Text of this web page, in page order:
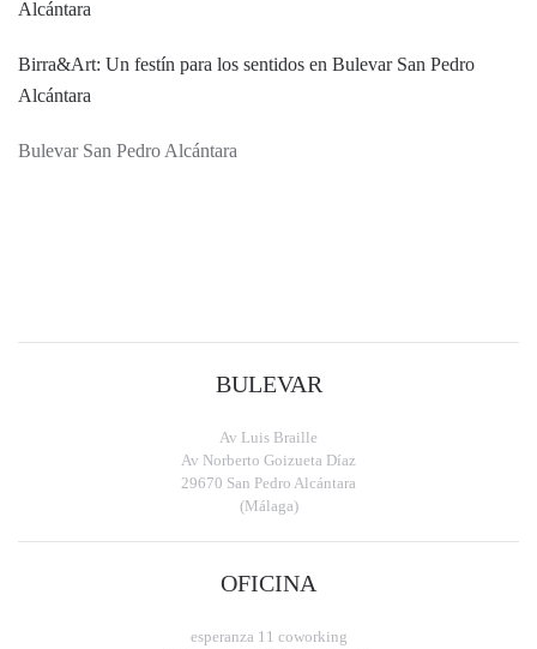
Birra&Art: Un festín para los sentidos en Bulevar San Pedro
Alcántara
Bulevar San Pedro Alcántara
BULEVAR
Av Luis Braille
Av Norberto Goizueta Díaz
29670 San Pedro Alcántara
(Málaga)
OFICINA
esperanza 11 coworking